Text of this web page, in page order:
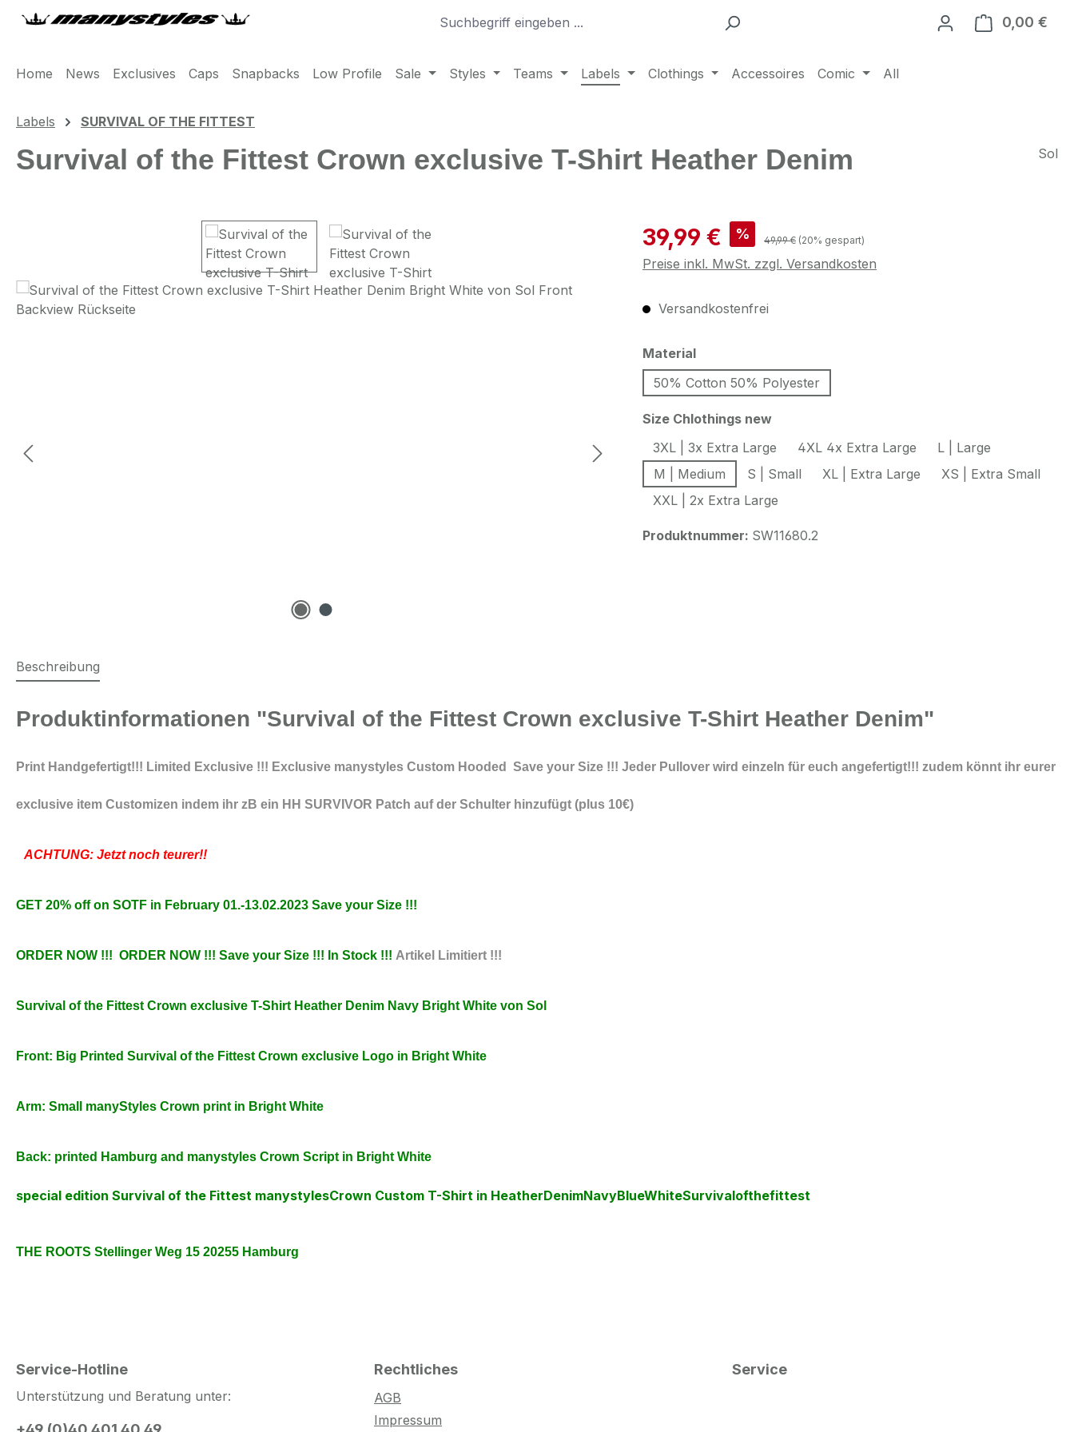
Hauptinhalt springen
Zur Suche springen
Zur Hauptnavigation springen 0,00 €
Home News Exclusives Caps Snapbacks Low Profile Sale Styles Teams Labels Clothings Accessoires Comic All
Labels SURVIVAL OF THE FITTEST
Survival of the Fittest Crown exclusive T-Shirt Heather Denim Sol
Verkaufspreis:
39,99 € % Regulärer Preis:
49,99 € (20% gespart)
Preise inkl. MwSt. zzgl. Versandkosten
Versandkostenfrei
Materialauswählen
50% Cotton 50% Polyester
Size Chlothings newauswählen
3XL | 3x Extra Large
4XL 4x Extra Large
L | Large
M | Medium
S | Small XL | Extra Large
XS | Extra Small
XXL | 2x Extra Large
Produktnummer: SW11680.2
Beschreibung
Produktinformationen "Survival of the Fittest Crown exclusive T-Shirt Heather Denim"
Print Handgefertigt!!! Limited Exclusive !!! Exclusive manystyles Custom Hooded Save your Size !!! Jeder Pullover wird einzeln für euch angefertigt!!! zudem könnt ihr eurer
exclusive item Customizen indem ihr zB ein HH SURVIVOR Patch auf der Schulter hinzufügt (plus 10€)
ACHTUNG: Jetzt noch teurer!!
GET 20% off on SOTF in February 01.-13.02.2023 Save your Size !!!
ORDER NOW !!! ORDER NOW !!! Save your Size !!! In Stock !!! Artikel Limitiert !!!
Survival of the Fittest Crown exclusive T-Shirt Heather Denim Navy Bright White von Sol
Front: Big Printed Survival of the Fittest Crown exclusive Logo in Bright White
Arm: Small manyStyles Crown print in Bright White
Back: printed Hamburg and manystyles Crown Script in Bright White
special edition Survival of the Fittest manystylesCrown Custom T-Shirt in HeatherDenimNavyBlueWhiteSurvivalofthefittest
THE ROOTS Stellinger Weg 15 20255 Hamburg
Service-Hotline
Unterstützung und Beratung unter:
Rechtliches
AGB
Impressum
Service